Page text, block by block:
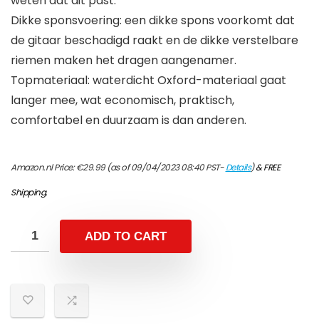
Dikke sponsvoering: een dikke spons voorkomt dat
de gitaar beschadigd raakt en de dikke verstelbare
riemen maken het dragen aangenamer.
Topmateriaal: waterdicht Oxford-materiaal gaat
langer mee, wat economisch, praktisch,
comfortabel en duurzaam is dan anderen.
Amazon.nl Price:€29.99(as of 09/04/2023 08:40 PST-Details)&FREE
Shipping.
ADD TO CART